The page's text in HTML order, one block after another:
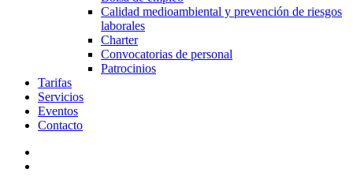
Calidad medioambiental y prevención de riesgos
laborales
Charter
Convocatorias de personal
Patrocinios
Tarifas
Servicios
Eventos
Contacto